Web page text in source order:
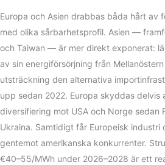
Europa och Asien drabbas båda hårt av
med olika sårbarhetsprofil. Asien —
och Taiwan — är mer direkt exponerat:
av sin energiförsörjning från
utsträckning den alternativa
upp sedan 2022. Europa skyddas delvis
diversifiering mot USA och Norge sedan
Ukraina. Samtidigt får Europeisk
gentemot amerikanska konkurrenter.
€40–55/MWh under 2026–2028 är ett